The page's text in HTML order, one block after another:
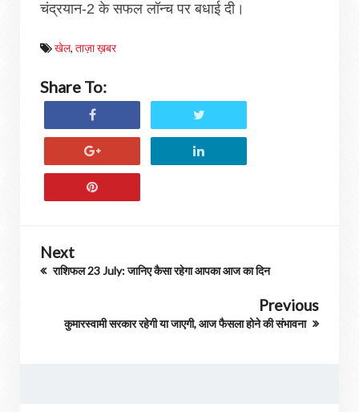
चंद्रयान-2 के सफल लॉन्च पर बधाई दी।
खेल, ताज़ा ख़बर
Share To:
Next
राशिफल 23 July: जानिए कैसा रहेगा आपका आज का दिन
Previous
कुमारस्वामी सरकार रहेगी या जाएगी, आज फैसला होने की संभावना